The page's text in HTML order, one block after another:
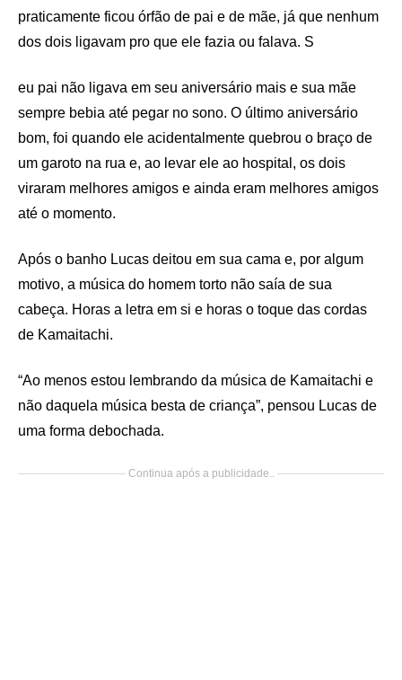
praticamente ficou órfão de pai e de mãe, já que nenhum
dos dois ligavam pro que ele fazia ou falava. S
eu pai não ligava em seu aniversário mais e sua mãe
sempre bebia até pegar no sono. O último aniversário
bom, foi quando ele acidentalmente quebrou o braço de
um garoto na rua e, ao levar ele ao hospital, os dois
viraram melhores amigos e ainda eram melhores amigos
até o momento.
Após o banho Lucas deitou em sua cama e, por algum
motivo, a música do homem torto não saía de sua
cabeça. Horas a letra em si e horas o toque das cordas
de Kamaitachi.
“Ao menos estou lembrando da música de Kamaitachi e
não daquela música besta de criança”, pensou Lucas de
uma forma debochada.
Continua após a publicidade..